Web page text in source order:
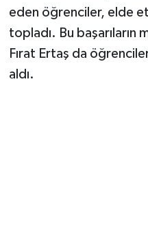
eden öğrenciler, elde
topladı. Bu başarıların
Fırat Ertaş da
aldı.